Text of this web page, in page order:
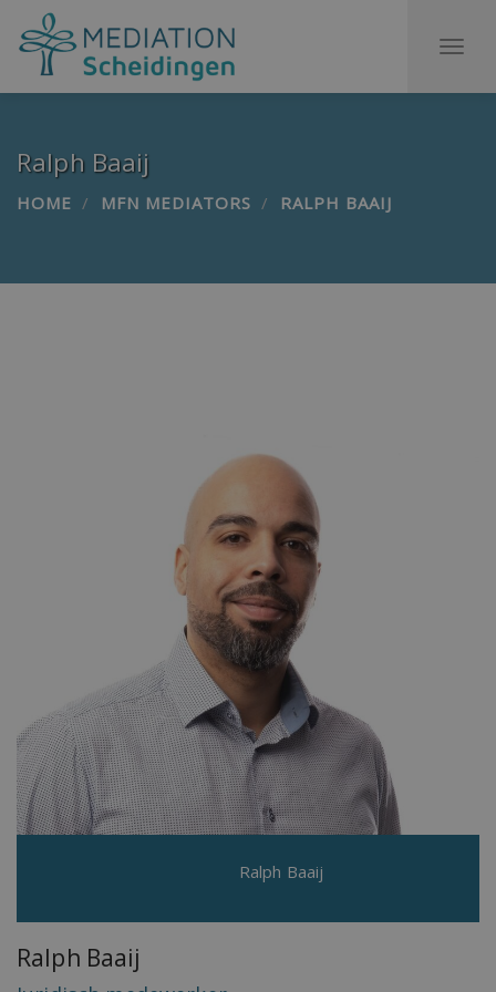
Ralph Baaij
HOME MFN MEDIATORS RALPH BAAIJ
Ralph Baaij
Ralph Baaij